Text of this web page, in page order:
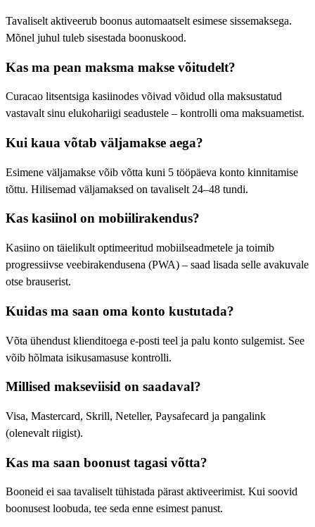
Tavaliselt aktiveerub boonus automaatselt esimese sissemaksega.
Mõnel juhul tuleb sisestada boonuskood.
Kas ma pean maksma makse võitudelt?
Curacao litsentsiga kasiinodes võivad võidud olla maksustatud
vastavalt sinu elukohariigi seadustele – kontrolli oma maksuametist.
Kui kaua võtab väljamakse aega?
Esimene väljamakse võib võtta kuni 5 tööpäeva konto kinnitamise
tõttu. Hilisemad väljamaksed on tavaliselt 24–48 tundi.
Kas kasiinol on mobiilirakendus?
Kasiino on täielikult optimeeritud mobiilseadmetele ja toimib
progressiivse veebirakendusena (PWA) – saad lisada selle avakuvale
otse brauserist.
Kuidas ma saan oma konto kustutada?
Võta ühendust klienditoega e-posti teel ja palu konto sulgemist. See
võib hõlmata isikusamasuse kontrolli.
Millised makseviisid on saadaval?
Visa, Mastercard, Skrill, Neteller, Paysafecard ja pangalink
(olenevalt riigist).
Kas ma saan boonust tagasi võtta?
Booneid ei saa tavaliselt tühistada pärast aktiveerimist. Kui soovid
boonusest loobuda, tee seda enne esimest panust.